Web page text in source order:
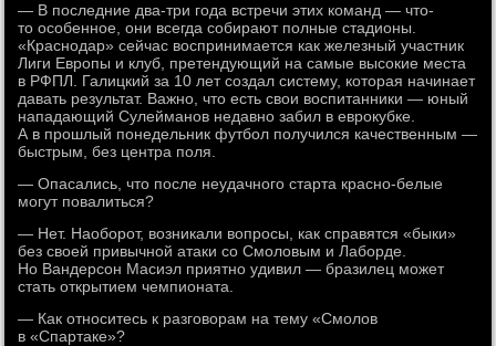
— В последние два-три года встречи этих команд — что-
то особенное, они всегда собирают полные стадионы.
«Краснодар» сейчас воспринимается как железный участник
Лиги Европы и клуб, претендующий на самые высокие места
в РФПЛ. Галицкий за 10 лет создал систему, которая начинает
давать результат. Важно, что есть свои воспитанники — юный
нападающий Сулейманов недавно забил в еврокубке.
А в прошлый понедельник футбол получился качественным —
быстрым, без центра поля.
— Опасались, что после неудачного старта красно-белые
могут повалиться?
— Нет. Наоборот, возникали вопросы, как справятся «быки»
без своей привычной атаки со Смоловым и Лаборде.
Но Вандерсон Масиэл приятно удивил — бразилец может
стать открытием чемпионата.
— Как относитесь к разговорам на тему «Смолов
в «Спартаке»?